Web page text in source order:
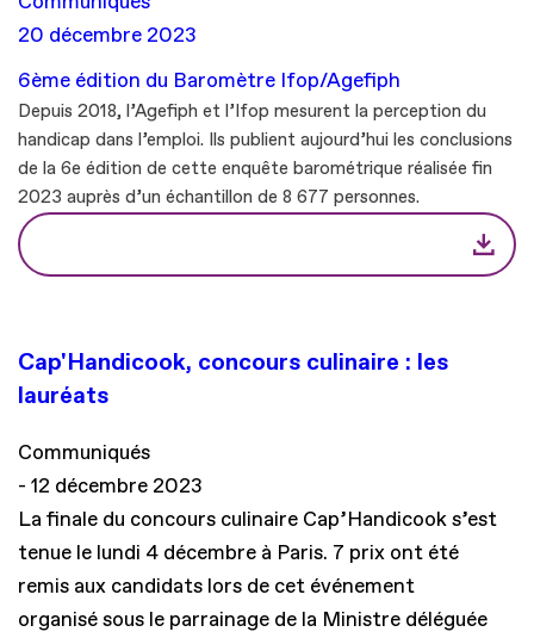
20 décembre 2023
6ème édition du Baromètre Ifop/Agefiph
Depuis 2018, l’Agefiph et l’Ifop mesurent la perception du
handicap dans l’emploi. Ils publient aujourd’hui les conclusions
de la 6e édition de cette enquête barométrique réalisée fin
2023 auprès d’un échantillon de 8 677 personnes.
Cap'Handicook, concours culinaire : les
lauréats
Communiqués
12 décembre 2023
La finale du concours culinaire Cap’Handicook s’est
tenue le lundi 4 décembre à Paris. 7 prix ont été
remis aux candidats lors de cet événement
organisé sous le parrainage de la Ministre déléguée